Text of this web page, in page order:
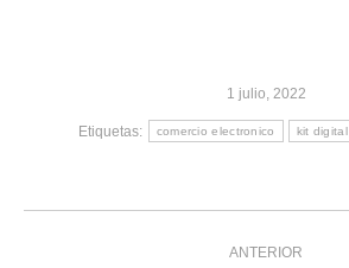
1 julio, 2022
Etiquetas: comercio electronico kit digital
ANTERIOR